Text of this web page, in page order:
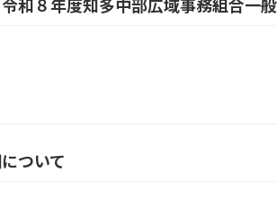
令和８年度知多中部広域事務組合一
ついて